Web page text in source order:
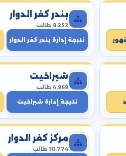
بندر كفر الدوار
8,252 طالب
نتيجة إدارة بندر كفر الدوار
شبراخيت
4,969 طالب
نتيجة إدارة شبراخيت
مركز كفر الدوار
10,774 طالب